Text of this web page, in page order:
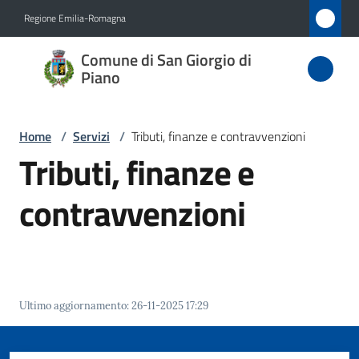
Regione Emilia-Romagna
Comune di San Giorgio di
Piano
Comune
di San
di Piano
Menu selezionato
Vivere
San
Home / Servizi / Tributi, finanze e contravvenzioni
Tributi, finanze e
contravvenzioni
Ultimo aggiornamento:26-11-2025 17:29